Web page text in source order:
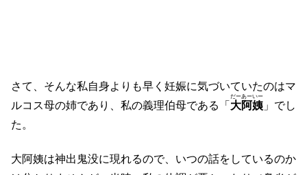
さて、そんな私自身よりも早く妊娠に気づいていたのはマ
ルコス母の姉であり、私の義理伯母である「 大阿姨
だーあーいー
」でし
た。
大阿姨は神出鬼没に現れるので、いつの話をしているのか